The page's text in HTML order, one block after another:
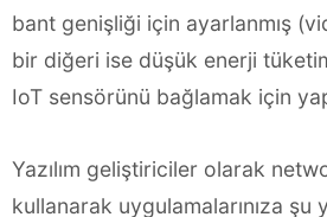
bant genişliği için ayarlanmış
bir diğeri ise düşük enerji
IoT sensörünü bağlamak için
Yazılım geliştiriciler olarak
kullanarak uygulamalarınıza şu